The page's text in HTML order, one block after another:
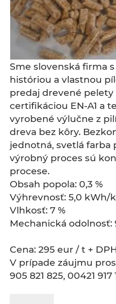
Sme slovenská firma
históriou a vlastnou
predaj drevené
certifikáciou EN-A1 a
vyrobené výlučne z
dreva bez kôry.
jednotná, svetlá farba
výrobný proces sú
procese.
Obsah popola: 0,3 %
Výhrevnosť: 5,0 kWh/
Vlhkosť: 7 %
Mechanická odolnosť:
Cena: 295 eur / t +
V prípade záujmu
905 821 825, 00421 917